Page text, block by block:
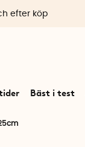
Bäst i test
efter köp